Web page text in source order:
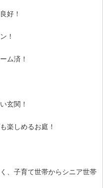
好！
！
ム済！
玄関！
楽しめるお庭！
、子育て世帯からシニア世帯